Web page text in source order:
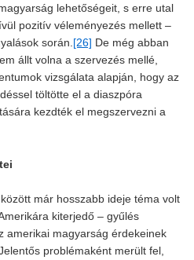
lehetőségeit, s erre utal
pozitív véleményezés mellett –
során.[26] De még abban
állt volna a szervezés mellé,
vizsgálata alapján, hogy az
töltötte el a diaszpóra
kezdték el megszervezni a
már hosszabb ideje téma volt
kiterjedő – gyűlés
amerikai magyarság érdekeinek
problémaként merült fel,